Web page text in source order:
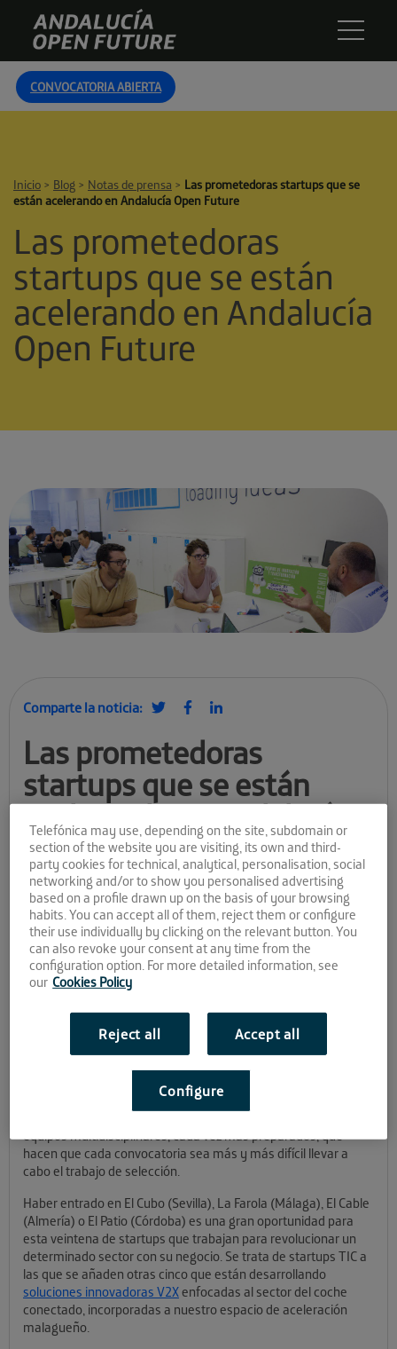
content
Andalucía
Open
Future
CONVOCATORIA ABIERTA
Inicio > Blog > Notas de prensa > Las prometedoras startups que se
están acelerando en Andalucía Open Future
Las prometedoras
startups que se están
acelerando en Andalucía
Open Future
Comparte la noticia:
Las prometedoras
startups que se están
acelerando en Andalucía
Open Future
La aceleración es un camino de crecimiento y evolución en el
que se avanza día a día, decisión a decisión y con cada sesión
de trabajo junto a los mentores que forman parte de nuestro
programa. Es por este sendero por el que caminan las más de
20 prometedoras startups que se incorporaron recientemente
a la familia #SomosAOF, uniéndose a los equipos de anteriores
¡Vamos a conocer mejor las soluciones TIC que desarrollan
estas empresas!
#RetoAOF tras #RetoAOF, el nivel de las empresas TIC que
postulan para conseguir una de las plazas para nuestras
equipos multidisciplinares, cada vez más preparados, que
hacen que cada convocatoria sea más y más difícil llevar a
cabo el trabajo de selección.
Haber entrado en El Cubo (Sevilla), La Farola (Málaga), El Cable
(Almería) o El Patio (Córdoba) es una gran oportunidad para
esta veintena de startups que trabajan para revolucionar un
determinado sector con su negocio. Se trata de startups TIC a
las que se añaden otras cinco que están desarrollando
soluciones innovadoras V2Xenfocadas al sector del coche
conectado, incorporadas a nuestro espacio de aceleración
malagueño.
Telefónica may use, depending on the site, subdomain or
section of the website you are visiting, its own and third-
party cookies for technical, analytical, personalisation, social
networking and/or to show you personalised advertising
based on a profile drawn up on the basis of your browsing
habits. You can accept all of them, reject them or configure
their use individually by clicking on the relevant button. You
can also revoke your consent at any time from the
configuration option. For more detailed information, see
our Cookies Policy
Reject all Accept all
Configure